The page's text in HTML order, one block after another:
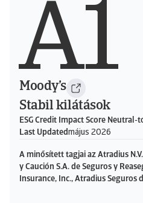
A1
Moody’s
Stabil kilátások
ESG Credit Impact Score Neutral-
Last Updatedmájus 2026
A minősített tagjai az Atradius
y Caución S.A. de Seguros y
Insurance, Inc., Atradius Seguros